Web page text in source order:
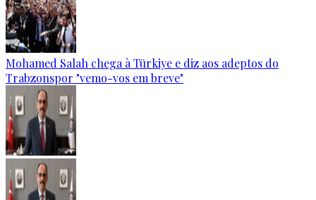
Mohamed Salah chega à Türkiye e diz aos adeptos do
Trabzonspor "vemo-vos em breve"